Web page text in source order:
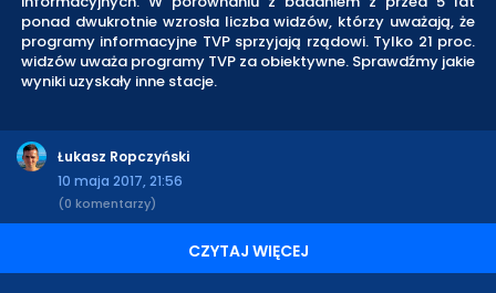
ponad dwukrotnie wzrosła liczba widzów, którzy uważają, że
programy informacyjne TVP sprzyjają rządowi. Tylko 21 proc.
widzów uważa programy TVP za obiektywne. Sprawdźmy jakie
wyniki uzyskały inne stacje.
Łukasz Ropczyński
10 maja 2017, 21:56
(0 komentarzy)
CZYTAJ WIĘCEJ